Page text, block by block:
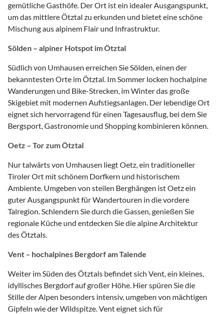
gemütliche Gasthöfe. Der Ort ist ein idealer Ausgangspunkt,
um das mittlere Ötztal zu erkunden und bietet eine schöne
Mischung aus alpinem Flair und Infrastruktur.
Sölden – alpiner Hotspot im Ötztal
Südlich von Umhausen erreichen Sie Sölden, einen der
bekanntesten Orte im Ötztal. Im Sommer locken hochalpine
Wanderungen und Bike-Strecken, im Winter das große
Skigebiet mit modernen Aufstiegsanlagen. Der lebendige Ort
eignet sich hervorragend für einen Tagesausflug, bei dem Sie
Bergsport, Gastronomie und Shopping kombinieren können.
Oetz – Tor zum Ötztal
Nur talwärts von Umhausen liegt Oetz, ein traditioneller
Tiroler Ort mit schönem Dorfkern und historischem
Ambiente. Umgeben von steilen Berghängen ist Oetz ein
guter Ausgangspunkt für Wandertouren in die vordere
Talregion. Schlendern Sie durch die Gassen, genießen Sie
regionale Küche und entdecken Sie die alpine Architektur
des Ötztals.
Vent – hochalpines Bergdorf am Talende
Weiter im Süden des Ötztals befindet sich Vent, ein kleines,
idyllisches Bergdorf auf großer Höhe. Hier spüren Sie die
Stille der Alpen besonders intensiv, umgeben von mächtigen
Gipfeln wie der Wildspitze. Vent eignet sich für